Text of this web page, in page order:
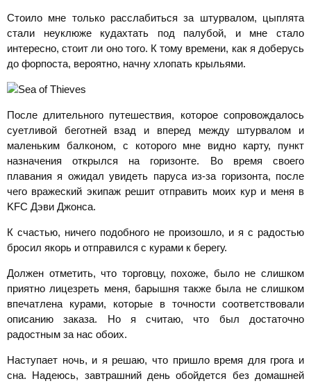
Стоило мне только расслабиться за штурвалом, цыплята
стали неуклюже кудахтать под палубой, и мне стало
интересно, стоит ли оно того. К тому времени, как я доберусь
до форпоста, вероятно, начну хлопать крыльями.
После длительного путешествия, которое сопровождалось
суетливой беготней взад и вперед между штурвалом и
маленьким балконом, с которого мне видно карту, пункт
назначения открылся на горизонте. Во время своего
плавания я ожидал увидеть паруса из-за горизонта, после
чего вражеский экипаж решит отправить моих кур и меня в
KFC Дэви Джонса.
К счастью, ничего подобного не произошло, и я с радостью
бросил якорь и отправился с курами к берегу.
Должен отметить, что торговцу, похоже, было не слишком
приятно лицезреть меня, барышня также была не слишком
впечатлена курами, которые в точности соответствовали
описанию заказа. Но я считаю, что был достаточно
радостным за нас обоих.
Наступает ночь, и я решаю, что пришло время для грога и
сна. Надеюсь, завтрашний день обойдется без домашней